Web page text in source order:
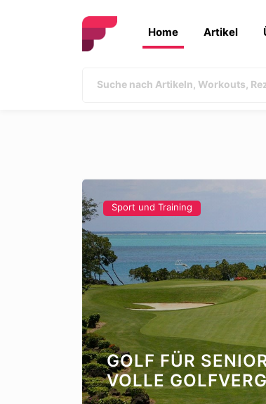
Home Artikel
Sport und Training
GOLF FÜR
VOLLE